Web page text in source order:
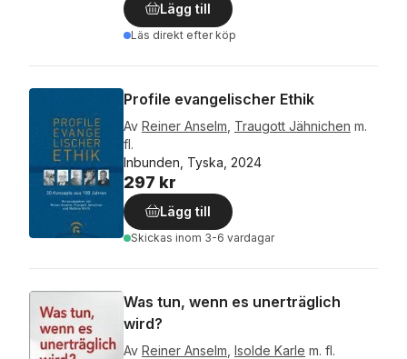
Lägg till
Läs direkt efter köp
Profile evangelischer Ethik
Av Reiner Anselm Traugott Jähnichen m.
fl.
Inbunden, Tyska, 2024
297 kr
Lägg till
Skickas inom 3-6 vardagar
Was tun, wenn es unerträglich
wird?
Av Reiner Anselm Isolde Karle m. fl.